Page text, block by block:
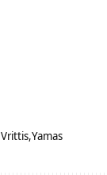
Vrittis Yamas